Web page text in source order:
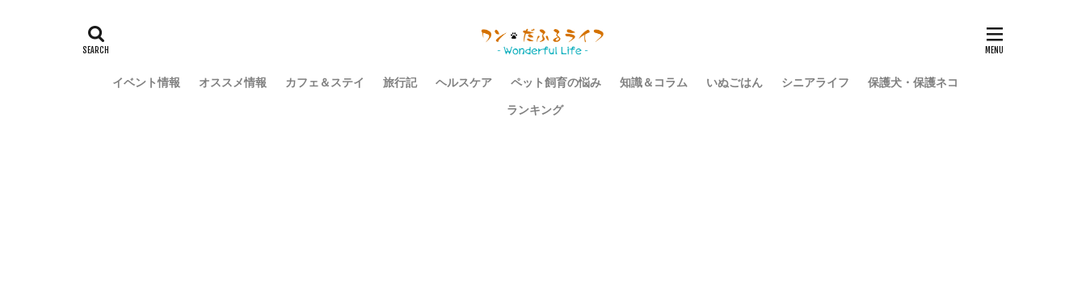
イベント情報 オススメ情報 カフェ＆ステイ 旅行記 ヘルスケア ペット飼育の悩み 知識＆コラム いぬごはん シニアライフ
保護犬・保護ネコ
ランキング